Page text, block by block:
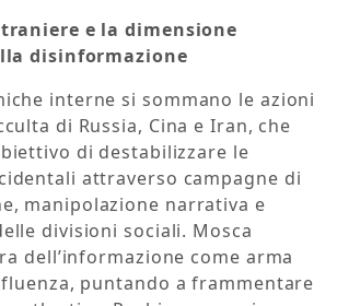
e la dimensione
disinformazione
interne si sommano le azioni
di Russia, Cina e Iran, che
di destabilizzare le
attraverso campagne di
manipolazione narrativa e
divisioni sociali. Mosca
dell’informazione come arma
puntando a frammentare